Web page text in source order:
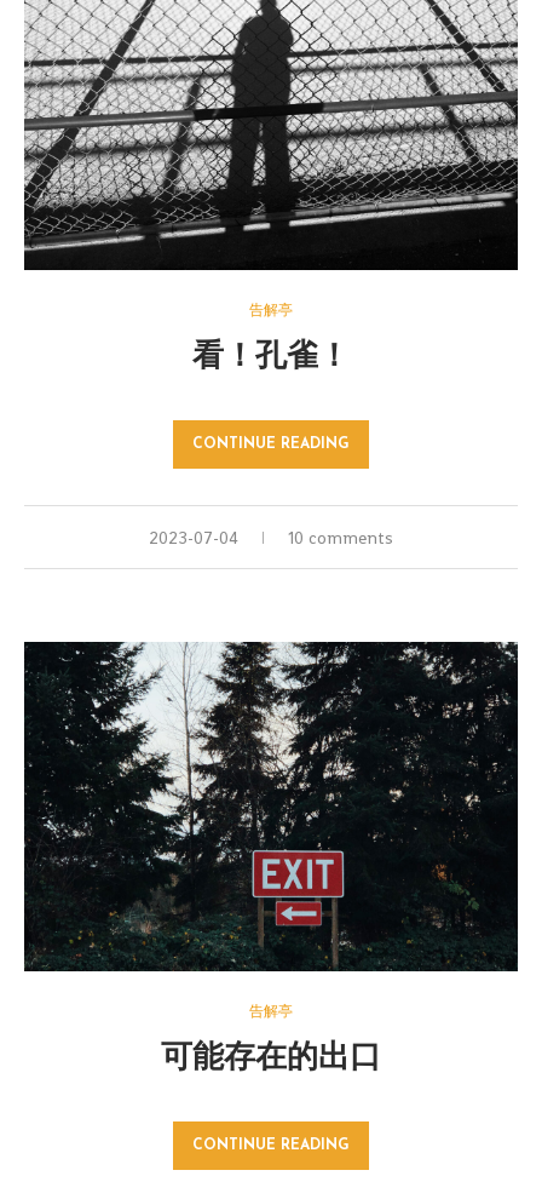
告解亭
看！孔雀！
CONTINUE READING
2023-07-04 10 comments
告解亭
可能存在的出口
CONTINUE READING